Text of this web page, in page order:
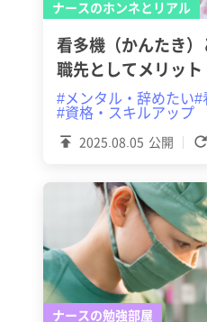
ナースのホンネとリアル
2025.08.05 公開
看多機（かんたき
職先としてメリッ
#メンタル・辞めたい#
#資格・スキルアップ
ナースの勉強部屋